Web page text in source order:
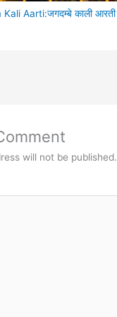
Aarti:जगदम्बे काली आरती
will not be published.